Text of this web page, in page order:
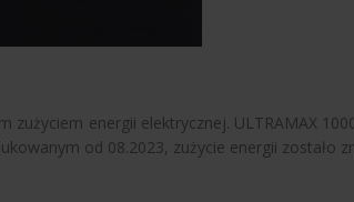
energii elektrycznej. ULTRAMAX
od 08.2023, zużycie energii zostało